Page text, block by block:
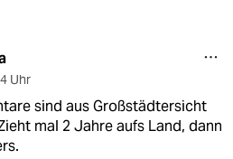
Uhr
sind aus Großstädtersicht
mal 2 Jahre aufs Land, dann